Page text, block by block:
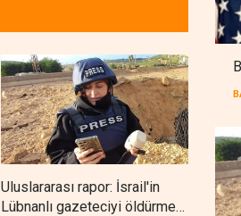
Uluslararası rapor: İsrail'in
Lübnanlı gazeteciyi öldürmesi